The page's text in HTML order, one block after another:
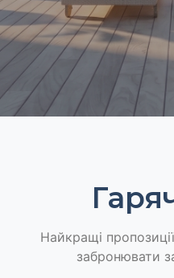
Найкращі
забронювати